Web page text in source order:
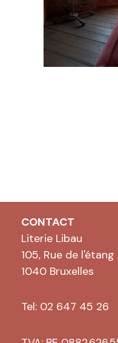
CONTACT
Literie Libau
105, Rue de
1040 Bruxelles
Tel: 02 647 45 26